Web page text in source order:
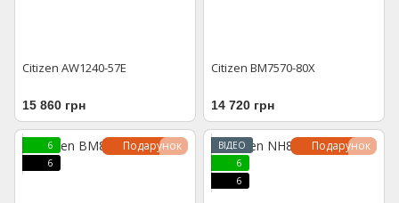
Citizen AW1240-57E
15 860 грн
Citizen BM7570-80X
14 720 грн
Подарунок
6
6
Подарунок
ВІДЕО
6
6